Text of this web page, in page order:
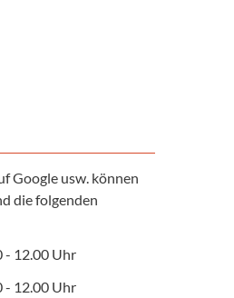
Google usw. können
die folgenden
- 12.00 Uhr
- 12.00 Uhr